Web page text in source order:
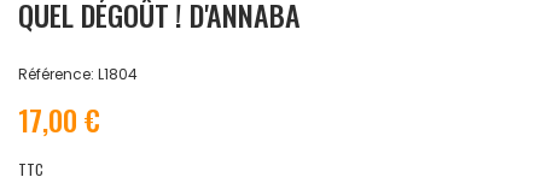
QUEL DÉGOÛT ! D'ANNABA
Référence: L1804
17,00 €
TTC